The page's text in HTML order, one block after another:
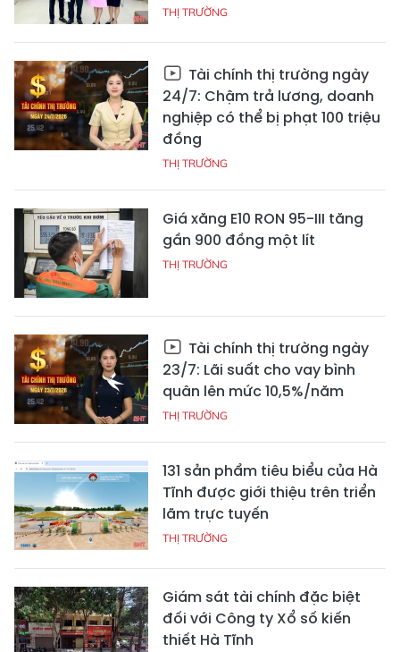
THỊ TRƯỜNG
Tài chính thị trường ngày
24/7: Chậm trả lương, doanh
nghiệp có thể bị phạt 100 triệu
đồng
THỊ TRƯỜNG
Giá xăng E10 RON 95-III tăng
gần 900 đồng một lít
THỊ TRƯỜNG
Tài chính thị trường ngày
23/7: Lãi suất cho vay bình
quân lên mức 10,5%/năm
THỊ TRƯỜNG
131 sản phẩm tiêu biểu của Hà
Tĩnh được giới thiệu trên triển
lãm trực tuyến
THỊ TRƯỜNG
Giám sát tài chính đặc biệt
đối với Công ty Xổ số kiến
thiết Hà Tĩnh